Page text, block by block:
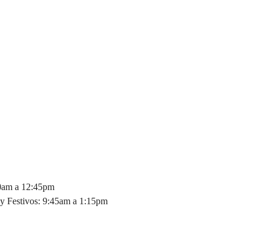
a 12:45pm
Festivos: 9:45am a 1:15pm